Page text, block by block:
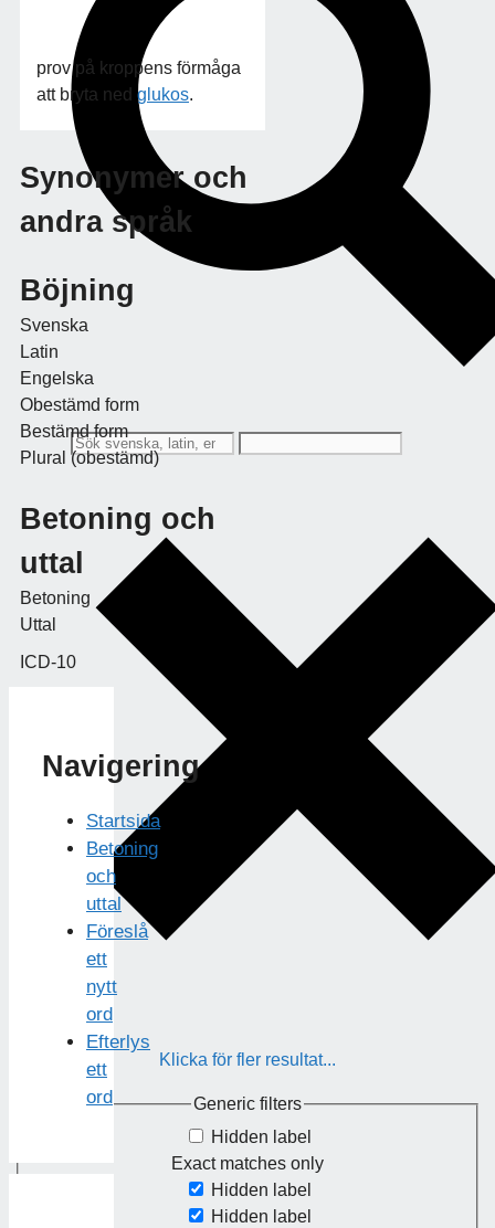
Klicka för fler resultat...
Generic filters
Hidden label
Exact matches only
Hidden label
Hidden label
prov på kroppens förmåga
att bryta ned glukos.
Synonymer och
andra språk
Böjning
Svenska
Latin
Engelska
Obestämd form
Bestämd form
Plural (obestämd)
Betoning och
uttal
Betoning
Uttal
ICD-10
Navigering
Startsida
Betoning
och
uttal
Föreslå
ett
nytt
ord
Efterlys
ett
ord